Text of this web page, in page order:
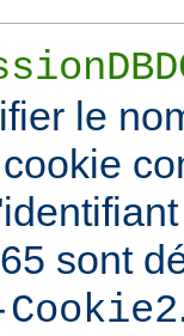
le
sont